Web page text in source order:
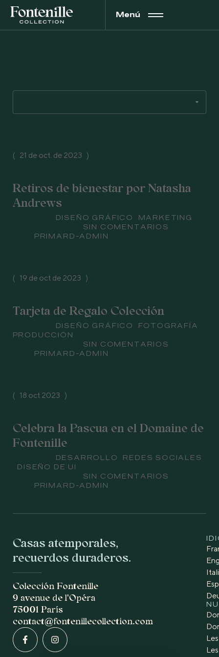
Menú
21 de oct. de 2023
Retiros de bienestar por Natasha
Andrews
DISEÑO GRÁFICO MARKETING
SIN COMENTARIOS
PRIMARD-ADMIN
19 de oct de 2023
Tarjeta de Regalo Colección
DISEÑO GRÁFICO FOTOGRAFÍA
PRODUCCIÓN
SIN COMENTARIOS
PRIMARD-ADMIN
18 oct 2023
Celebra la Pascua en el Domaine de
Fontenille
DESARROLLO
REDES SOCIALES
DISEÑO DE UI
SIN COMENTARIOS
PRIMARD-ADMIN
Casas atemporales,
recuerdos duraderos.
Colección Fontenille
9 avenue de l'Opéra
75001 París
contact@fontenillecollection.com